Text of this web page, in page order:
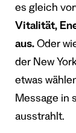
es gleich
Vitalität,
aus. Oder
der New
etwas
Message in
ausstrahlt.